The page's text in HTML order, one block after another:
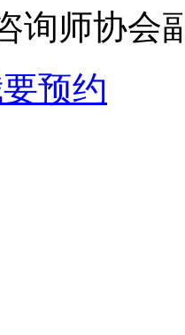
询师协会
预约